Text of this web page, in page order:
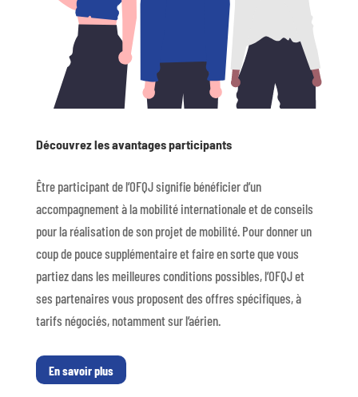
Découvrez les avantages participants
Être participant de l’OFQJ signifie bénéficier d’un
accompagnement à la mobilité internationale et de conseils
pour la réalisation de son projet de mobilité. Pour donner un
coup de pouce supplémentaire et faire en sorte que vous
partiez dans les meilleures conditions possibles, l’OFQJ et
ses partenaires vous proposent des offres spécifiques, à
tarifs négociés, notamment sur l’aérien.
En savoir plus